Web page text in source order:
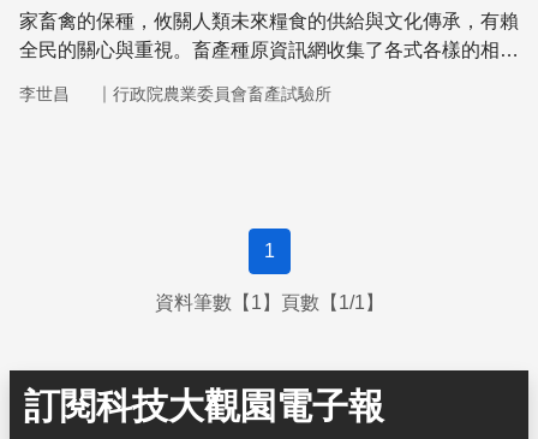
家畜禽的保種，攸關人類未來糧食的供給與文化傳承，有賴
全民的關心與重視。畜產種原資訊網收集了各式各樣的相關
道。
李世昌 ｜ 行政院農業委員會畜產試驗所
1
資料筆數【1】頁數【1/1】
訂閱科技大觀園電子報